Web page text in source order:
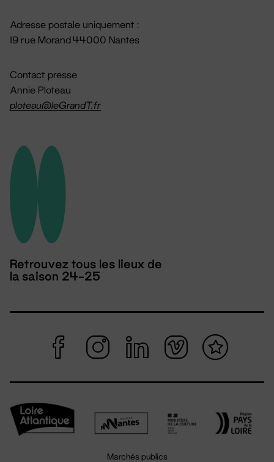
Adresse postale uniquement :
19 rue Morand 44000 Nantes
Contact presse
Annie Ploteau
ploteau@leGrandT.fr
Retrouvez tous les lieux de
la saison 24-25
Marchés publics